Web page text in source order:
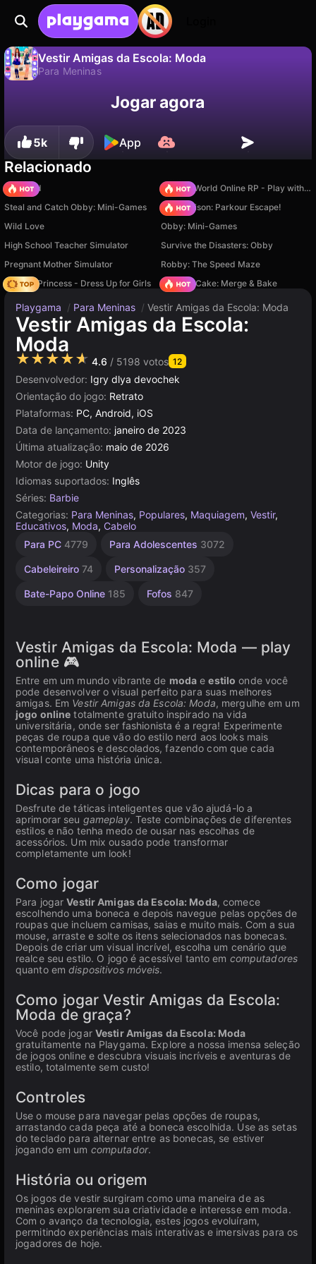
Vestir Amigas da Escola: Moda
Para Meninas
Salve o progresso!Jogar agora
5k App
Relacionado
TB World
Sprunki World Online RP - Play with Friends!
Steal and Catch Obby: Mini-Games
Barry Prison: Parkour Escape!
Wild Love
Obby: Mini-Games
High School Teacher Simulator
Survive the Disasters: Obby
Pregnant Mother Simulator
Robby: The Speed Maze
Fashion Princess - Dress Up for Girls
Piece of Cake: Merge & Bake
Playgama / Para Meninas / Vestir Amigas da Escola: Moda
Vestir Amigas da Escola:
Moda
★★★★★ 4.6 / 5198 votos 12
Desenvolvedor: Igry dlya devochek
Orientação do jogo: Retrato
Plataformas: PC, Android, iOS
Data de lançamento: janeiro de 2023
Última atualização: maio de 2026
Motor de jogo: Unity
Idiomas suportados: Inglês
Séries: Barbie
Categorias: Para Meninas, Populares, Maquiagem, Vestir,
Educativos, Moda, Cabelo
Para PC 4779 Para Adolescentes 3072
Cabeleireiro 74 Personalização 357
Bate-Papo Online 185 Fofos 847
Bonecas
Mesa e
5168
Alta
3569
Simples
Infantis
Navegador
Unity
3172
Vestir Amigas da Escola: Moda — play
online 🎮
Entre em um mundo vibrante de moda eestilo onde você
pode desenvolver o visual perfeito para suas melhores
amigas. Em Vestir Amigas da Escola: Moda, mergulhe em um
jogo online totalmente gratuito inspirado na vida
universitária, onde ser fashionista é a regra! Experimente
peças de roupa que vão do estilo nerd aos looks mais
contemporâneos e descolados, fazendo com que cada
visual conte uma história única.
Dicas para o jogo
Desfrute de táticas inteligentes que vão ajudá-lo a
aprimorar seu gameplay. Teste combinações de diferentes
estilos e não tenha medo de ousar nas escolhas de
acessórios. Um mix ousado pode transformar
completamente um look!
Como jogar
Para jogarVestir Amigas da Escola: Moda, comece
escolhendo uma boneca e depois navegue pelas opções de
roupas que incluem camisas, saias e muito mais. Com a sua
mouse, arraste e solte os itens selecionados nas bonecas.
Depois de criar um visual incrível, escolha um cenário que
realce seu estilo. O jogo é acessível tanto em computadores
quanto emdispositivos móveis.
Como jogar Vestir Amigas da Escola:
Moda de graça?
Você pode jogar Vestir Amigas da Escola: Moda
gratuitamente na Playgama. Explore a nossa imensa seleção
de jogos online e descubra visuais incríveis e aventuras de
estilo, totalmente sem custo!
Controles
Use o mouse para navegar pelas opções de roupas,
arrastando cada peça até a boneca escolhida. Use as setas
do teclado para alternar entre as bonecas, se estiver
jogando em um computador.
História ou origem
Os jogos de vestir surgiram como uma maneira de as
meninas explorarem sua criatividade e interesse em moda.
Com o avanço da tecnologia, estes jogos evoluíram,
permitindo experiências mais interativas e imersivas para os
jogadores de hoje.